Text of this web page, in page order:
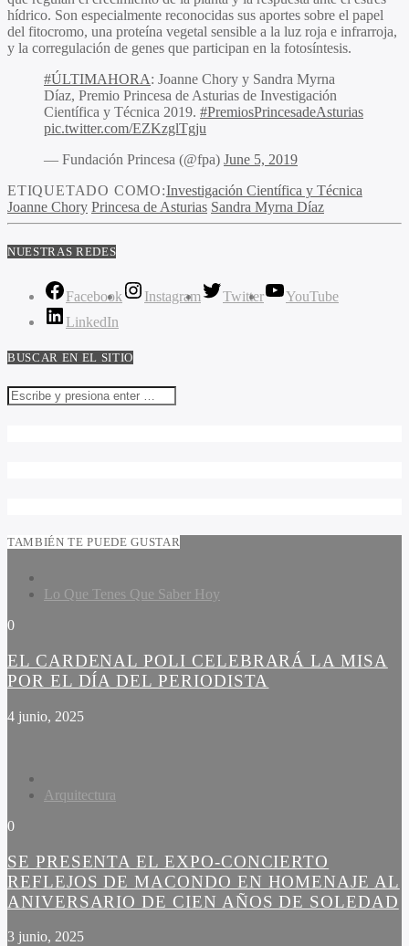
hídrico. Son especialmente reconocidas sus aportes sobre el papel
del fitocromo, una proteína vegetal sensible a la luz roja e infrarroja,
y la corregulación de genes que participan en la fotosíntesis.
#ÚLTIMAHORA: Joanne Chory y Sandra Myrna
Díaz, Premio Princesa de Asturias de Investigación
Científica y Técnica 2019. #PremiosPrincesadeAsturias
pic.twitter.com/EZKzglTgju
— Fundación Princesa (@fpa) June 5, 2019
ETIQUETADO COMO:Investigación Científica y Técnica
Joanne Chory Princesa de Asturias Sandra Myrna Díaz
NUESTRAS REDES
Facebook Instagram Twitter
YouTube
LinkedIn
BUSCAR EN EL SITIO
TAMBIÉN TE PUEDE GUSTAR
Lo Que Tenes Que Saber Hoy
0
EL CARDENAL POLI CELEBRARÁ LA MISA
POR EL DÍA DEL PERIODISTA
4 junio, 2025
Arquitectura
0
SE PRESENTA EL EXPO-CONCIERTO
REFLEJOS DE MACONDO EN HOMENAJE AL
ANIVERSARIO DE CIEN AÑOS DE SOLEDAD
3 junio, 2025